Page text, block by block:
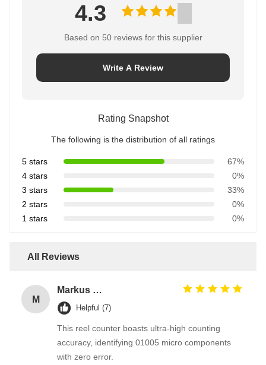
4.3
Based on 50 reviews for this supplier
Write A Review
Rating Snapshot
The following is the distribution of all ratings
5 stars
67%
4 stars
0%
3 stars
33%
2 stars
0%
1 stars
0%
All Reviews
M
Markus Hoffmann
Helpful (7)
This reel counter boasts ultra-high counting
accuracy, identifying 01005 micro components
with zero error.